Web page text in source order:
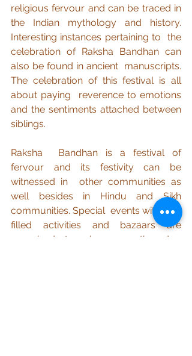
religious fervour and can be traced in
the Indian mythology and history.
Interesting instances pertaining to  the
celebration of Raksha Bandhan can
also be found in ancient  manuscripts.
The celebration of this festival is all
about paying  reverence to emotions
and the sentiments attached between
siblings.
Raksha  Bandhan is a festival of
fervour and its festivity can be
witnessed in  other communities as
well besides in Hindu and Sikh
communities. Special  events with fun-
filled activities and bazaars are
organised to observe  the day.